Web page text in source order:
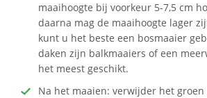
maaihoogte bij voorkeur 5-7,5 cm
daarna mag de maaihoogte lager
kunt u het beste een bosmaaier
daken zijn balkmaaiers of een
het meest geschikt.
Na het maaien: verwijder het